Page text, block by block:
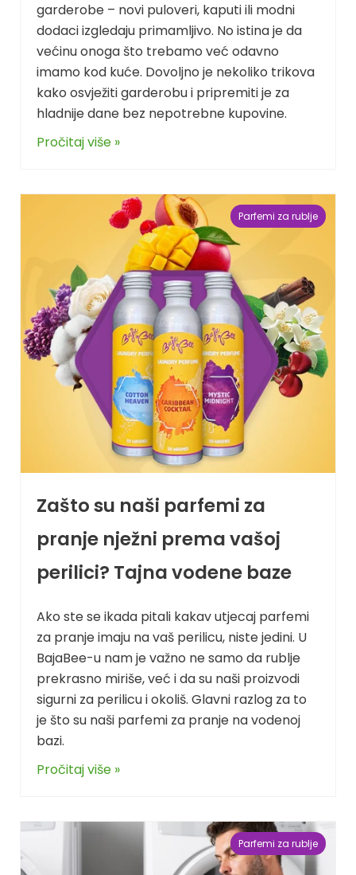
garderobe – novi puloveri, kaputi ili modni
dodaci izgledaju primamljivo. No istina je da
većinu onoga što trebamo već odavno
imamo kod kuće. Dovoljno je nekoliko trikova
kako osvježiti garderobu i pripremiti je za
hladnije dane bez nepotrebne kupovine.
Pročitaj više »
Parfemi za rublje
Zašto su naši parfemi za
pranje nježni prema vašoj
perilici? Tajna vodene baze
Ako ste se ikada pitali kakav utjecaj parfemi
za pranje imaju na vaš perilicu, niste jedini. U
BajaBee-u nam je važno ne samo da rublje
prekrasno miriše, već i da su naši proizvodi
sigurni za perilicu i okoliš. Glavni razlog za to
je što su naši parfemi za pranje na vodenoj
bazi.
Pročitaj više »
Parfemi za rublje